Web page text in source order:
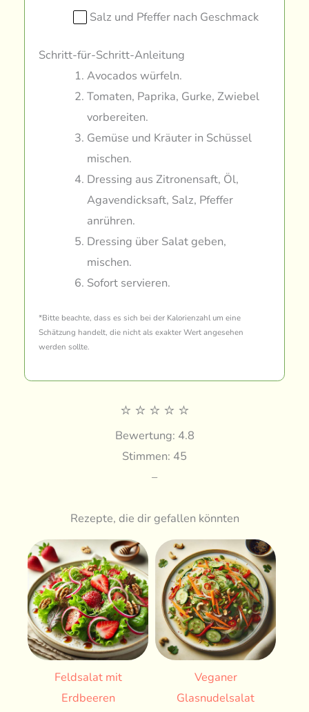
Salz und Pfeffer nach Geschmack
Schritt-für-Schritt-Anleitung
Avocados würfeln.
Tomaten, Paprika, Gurke, Zwiebel
vorbereiten.
Gemüse und Kräuter in Schüssel
mischen.
Dressing aus Zitronensaft, Öl,
Agavendicksaft, Salz, Pfeffer
anrühren.
Dressing über Salat geben,
mischen.
Sofort servieren.
*Bitte beachte, dass es sich bei der Kalorienzahl um eine
Schätzung handelt, die nicht als exakter Wert angesehen
werden sollte.
⭐ ⭐ ⭐ ⭐ ⭐
Bewertung: 4.8
Stimmen: 45
–
Rezepte, die dir gefallen könnten
Feldsalat mit
Erdbeeren
Veganer
Glasnudelsalat